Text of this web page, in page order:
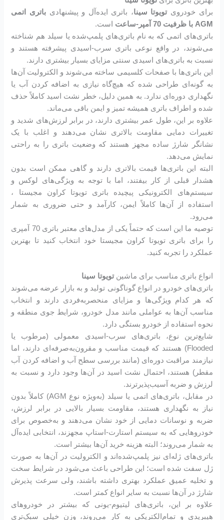
برای خودرویتویوتا سینا، باتری ایده‌آل و پیشنهادی باتری اتمی
AGM با ظرفیت 70 آمپر-ساعت
است.
باتری‌های اتمی که به نام باتری‌های پلمپ‌شده یا سیلد هم شناخته
می‌شوند، در واقع نوعی باتری سرب-اسیدی پیشرفته هستند و
نسبت به باتری‌های اسیدی سنتی مزایای بسیار بیشتری دارند.
این باتری‌ها با صفحات کلسیمی ساخته می‌شوند و الکترولیت آن‌ها
به گونه‌ای طراحی شده که هیچ‌گاه نیازی به اضافه کردن آب یا
نگهداری دوره‌ای ندارد. به همین دلیل، خطر نشت اسید کاملاً حذف
شده و اطراف باتری همیشه تمیز و ایمن باقی می‌ماند.
علاوه بر این، طول عمر بیشتری دارند، در برابر لرزش‌های شدید و
تغییرات دمایی مقاومت بالاتری نشان می‌دهند و اغلب با یک
نشانگر شارژ ساده مجهز هستند که وضعیت باتری را به راحتی
نمایش می‌دهد.
البته این باتری‌ها قیمت بالاتری دارند و گاهی ممکن است بدون
هشدار قبلی از کار بیفتند، اما با توجه به ویژگی‌های لوکس و
سیستم‌های الکترونیکی پیچیده باتری تویوتا کراون مجیستا ،
استفاده از آن‌ها کاملاً ایمن، کارآمد و حتی ضروری به شمار
می‌رود.
توصیه ما این است که حتماً یکی از مدل‌های معتبر باتری 70 آمپری
را برای باتری تویوتا کراون مجیستا خود انتخاب کنید تا بهترین
عملکرد را تجربه کنید.
انواع باتری مناسب برای ماشینتویوتا سینا
باتری‌های خودرو در انواع گوناگونی تولید و به بازار عرضه می‌شوند
که هر کدام ویژگی‌ها و مزایای منحصربه‌فردی دارند و انتخاب
مناسب آن‌ها به عواملی مانند مدل خودرو، شرایط جوی منطقه و
نحوه استفاده از خودرو بستگی دارد.
شایع‌ترین نوع، باتری‌های سرب-اسیدی معمولی (مرطوب یا
Flooded) هستند که قیمت مناسب و مقرون‌به‌صرفه‌ای دارند، اما
نیازمند مراقبت دوره‌ای (مانند بررسی سطح آب و اضافه کردن آب
مقطر) هستند، احتمال نشت اسید در آن‌ها وجود دارد و نسبت به
لرزش و ضربه آسیب‌پذیرترند.
در مقابل، باتری‌های اتمی یا سیلد (به‌ویژه نوع AGM) کاملاً بدون
نیاز به نگهداری هستند، مقاومت بسیار بالایی در برابر لرزش،
ضربه و نوسانات دمایی از خود نشان می‌دهند و به‌خصوص برای
خودروهایی که به سیستم استارت-استاپ مجهزند، انتخابی ایده‌آل
به شمار می‌روند؛ البته هزینه خرید آن‌ها بیشتر است.
باتری‌های ژله‌ای نیز پلمپ‌شده‌اند و الکترولیت در آن‌ها به صورت
ژل سفت شده است؛ این طراحی باعث می‌شود در شرایط سخت
و تخلیه عمیق عملکرد بهتری داشته باشند، ولی سرعت پذیرش
شارژ در آن‌ها نسبت به سایر انواع کمتر است.
علاوه بر این، باتری‌های لیتیوم-یونی که بیشتر در خودروهای
هیبریدی و تمام‌الکتریکی به کار می‌روند، وزن خیلی سبک‌تری